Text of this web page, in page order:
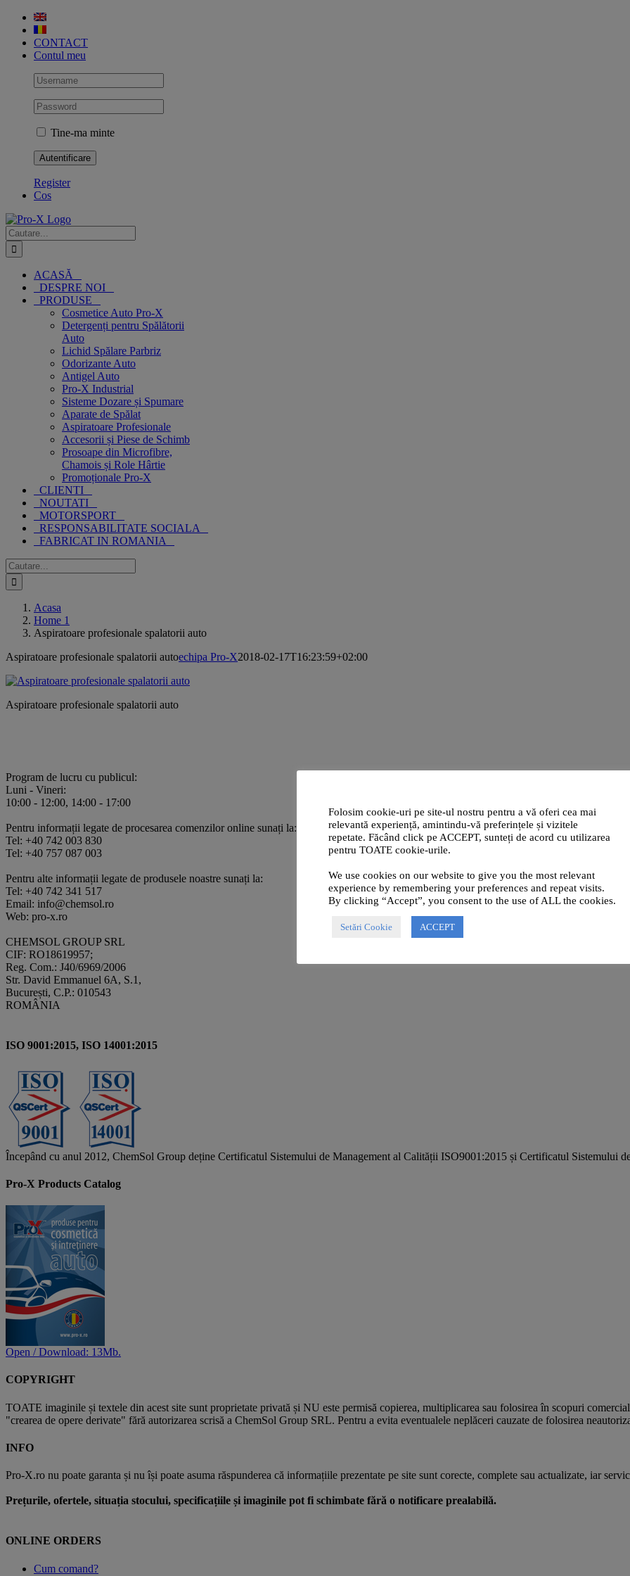
Skip
contentCONTACT
Contul meu
Tine-ma minte
Register
Cos
Cautare...
ACASĂ
DESPRE NOI
PRODUSE
Cosmetice Auto Pro-X
Detergenți pentru Spălătorii
Auto
Lichid Spălare Parbriz
Odorizante Auto
Antigel Auto
Pro-X Industrial
Sisteme Dozare și Spumare
Aparate de Spălat
Aspiratoare Profesionale
Accesorii și Piese de Schimb
Prosoape din Microfibre,
Chamois și Role Hârtie
Promoționale Pro-X
CLIENTI
NOUTATI
MOTORSPORT
RESPONSABILITATE SOCIALA
FABRICAT IN ROMANIA
Cautare...
Acasa
Home 1
Aspiratoare profesionale spalatorii auto
Aspiratoare profesionale spalatorii autoechipa Pro-X2018-02-17T16:23:59+02:00
Aspiratoare profesionale spalatorii auto
Program de lucru cu publicul:
Luni - Vineri:
10:00 - 12:00, 14:00 - 17:00
Pentru informații legate de procesarea comenzilor online sunați la:
Tel: +40 742 003 830
Tel: +40 757 087 003
Pentru alte informații legate de produsele noastre sunați la:
Tel: +40 742 341 517
Email: info@chemsol.ro
Web: pro-x.ro
CHEMSOL GROUP SRL
CIF: RO18619957;
Reg. Com.: J40/6969/2006
Str. David Emmanuel 6A, S.1,
București, C.P.: 010543
ROMÂNIA
ISO 9001:2015, ISO 14001:2015
Începând cu anul 2012, ChemSol Group deține Certificatul Sistemului de Management al Calității ISO9001:2015 și Certificatul Sistemului
Pro-X Products Catalog
Open / Download: 13Mb.
COPYRIGHT
TOATE imaginile și textele din acest site sunt proprietate privată și NU este permisă copierea, multiplicarea sau folosirea în scopuri
"crearea de opere derivate" fără autorizarea scrisă a ChemSol Group SRL. Pentru a evita eventualele neplăceri cauzate de folosirea
INFO
Pro-X.ro nu poate garanta și nu își poate asuma răspunderea că informațiile prezentate pe site sunt corecte, complete sau actualizate, iar
Prețurile, ofertele, situația stocului, specificațiile și imaginile pot fi schimbate fără o notificare prealabilă.
ONLINE ORDERS
Cum comand?
Folosim cookie-uri pe site-ul nostru pentru a vă oferi cea mai
relevantă experiență, amintindu-vă preferințele și vizitele
repetate. Făcând click pe ACCEPT, sunteți de acord cu utilizarea
pentru TOATE cookie-urile.
We use cookies on our website to give you the most relevant
experience by remembering your preferences and repeat visits.
By clicking “Accept”, you consent to the use of ALL the cookies.
Setări Cookie ACCEPT